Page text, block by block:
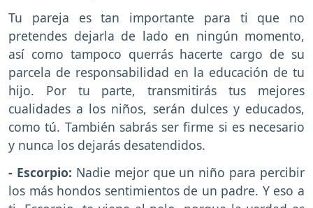
Tu pareja es tan importante para ti que no
pretendes dejarla de lado en ningún momento,
así como tampoco querrás hacerte cargo de su
parcela de responsabilidad en la educación de tu
hijo. Por tu parte, transmitirás tus mejores
cualidades a los niños, serán dulces y educados,
como tú. También sabrás ser firme si es necesario
y nunca los dejarás desatendidos.
- Escorpio: Nadie mejor que un niño para percibir
los más hondos sentimientos de un padre. Y eso a